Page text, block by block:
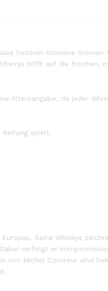
betören intensive Aromen
trifft auf die frischen,
Altersangabe, da jeder
spielt.
Seine Whiskys
verfolgt er
von Michel Couvreur sind